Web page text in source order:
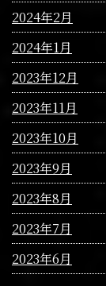
2024年2月
2024年1月
2023年12月
2023年11月
2023年10月
2023年9月
2023年8月
2023年7月
2023年6月